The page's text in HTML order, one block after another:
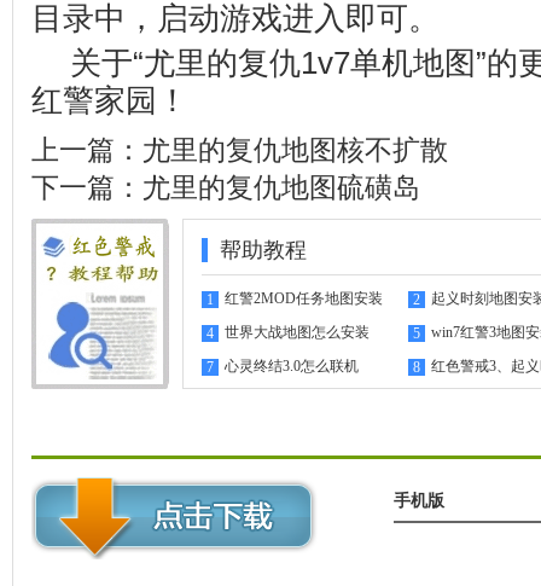
目录中，启动游戏进入即可。
关于“尤里的复仇1v7单机地图”的
红警家园 ！
上一篇： 尤里的复仇地图核不扩散
下一篇： 尤里的复仇地图硫磺岛
帮助教程
1
红警2MOD任务地图安装
指南
2 起义时刻地图安
4 世界大战地图怎么安装 5 win7红警3地图
7 心灵终结3.0怎么联机 8
红色警戒3、起
手机版